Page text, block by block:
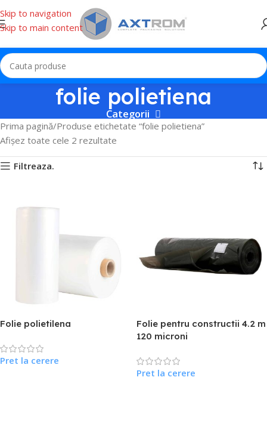
Skip to navigation
Skip to main content
folie polietiena
Categorii
Prima pagină Produse etichetate “folie polietiena”
Afișez toate cele 2 rezultate
Filtreaza.
Folie polietilena
Pret la cerere
Folie pentru constructii 4.2 m
120 microni
Pret la cerere